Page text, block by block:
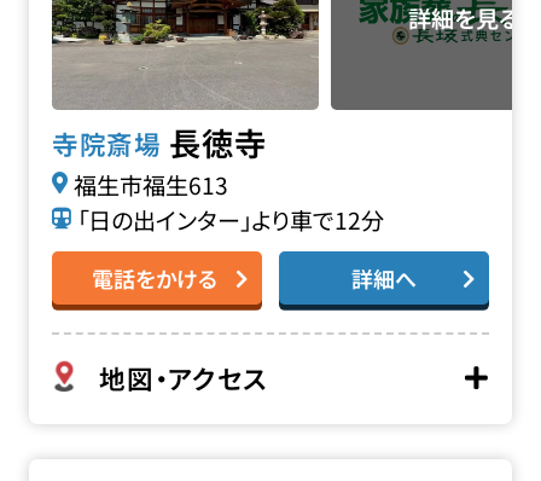
寺院斎場 長徳寺
福生市福生613
「日の出インター」より車で12分
電話をかける 詳細へ
地図・アクセス